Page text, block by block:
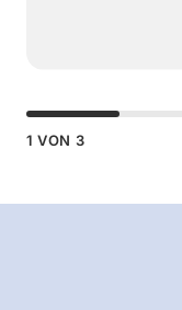
1 VON 3